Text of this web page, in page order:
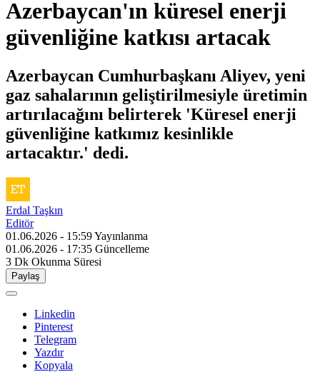
Azerbaycan'ın küresel enerji
güvenliğine katkısı artacak
Azerbaycan Cumhurbaşkanı Aliyev, yeni
gaz sahalarının geliştirilmesiyle üretimin
artırılacağını belirterek 'Küresel enerji
güvenliğine katkımız kesinlikle
artacaktır.' dedi.
Erdal Taşkın
Editör
01.06.2026 - 15:59Yayınlanma
01.06.2026 - 17:35 Güncelleme
3 Dk Okunma Süresi
Paylaş
Linkedin
Pinterest
Telegram
Yazdır
Kopyala